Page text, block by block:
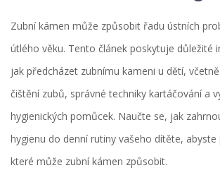
Zubní kámen může způsobit řadu ústních
útlého věku. Tento článek poskytuje důležité
jak předcházet zubnímu kameni u dětí,
čištění zubů, správné techniky kartáčování a
hygienických pomůcek. Naučte se, jak
hygienu do denní rutiny vašeho dítěte,
které může zubní kámen způsobit.